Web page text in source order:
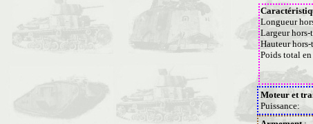
Longueur
Largeur hors-
Hauteur
Poids total en
Moteur et
Puissance: